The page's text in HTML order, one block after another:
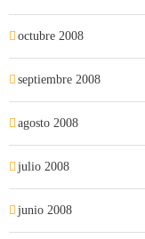
octubre 2008
septiembre 2008
agosto 2008
julio 2008
junio 2008